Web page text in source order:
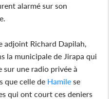
alarmé sur son
adjoint Richard Dapilah,
la municipale de Jirapa qui
sur une radio privée à
que celle de Hamile se
qui ont court ces deniers